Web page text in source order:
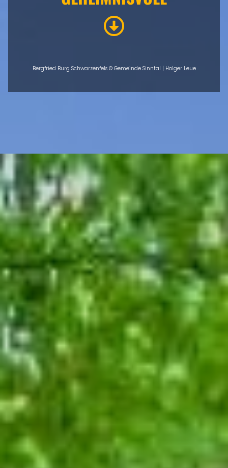
Bergfried Burg Schwarzenfels © Gemeinde Sinntal | Holger Leue